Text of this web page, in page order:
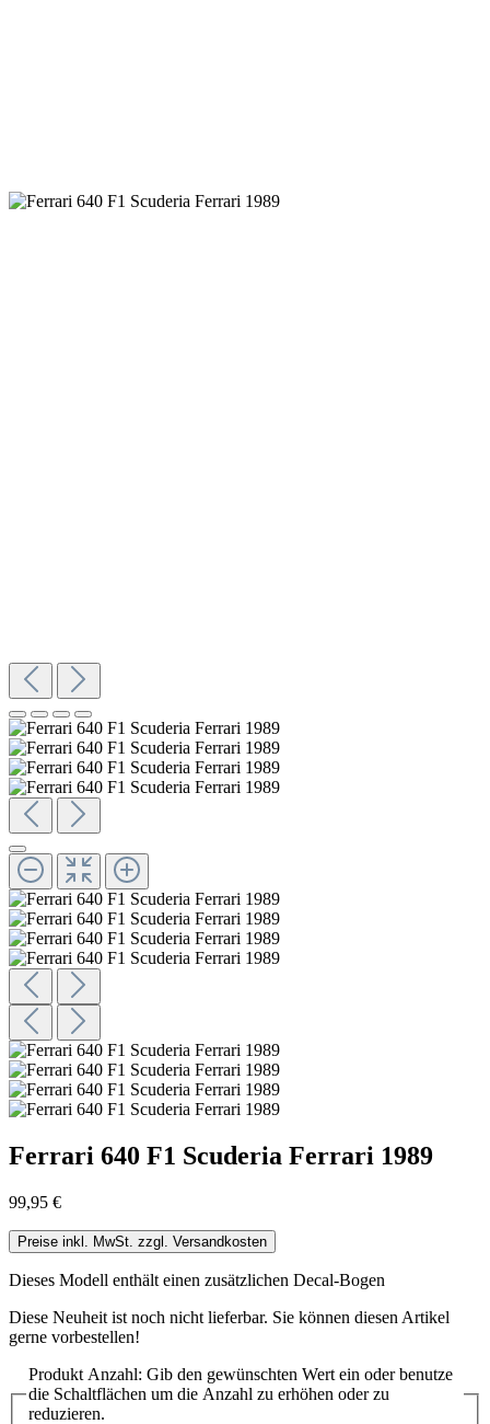
Ferrari 640 F1 Scuderia Ferrari 1989
99,95 €
Preise inkl. MwSt. zzgl. Versandkosten
Dieses Modell enthält einen zusätzlichen Decal-Bogen
Diese Neuheit ist noch nicht lieferbar. Sie können diesen Artikel
gerne vorbestellen!
Produkt Anzahl: Gib den gewünschten Wert ein oder benutze
die Schaltflächen um die Anzahl zu erhöhen oder zu
reduzieren.